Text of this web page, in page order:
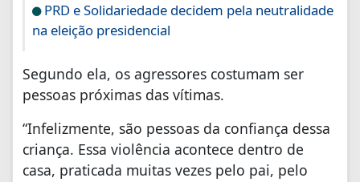
PRD e Solidariedade decidem pela neutralidade
na eleição presidencial
Segundo ela, os agressores costumam ser
pessoas próximas das vítimas.
“Infelizmente, são pessoas da confiança dessa
criança. Essa violência acontece dentro de
casa, praticada muitas vezes pelo pai, pelo